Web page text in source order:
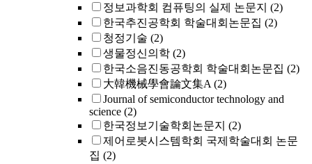
정보과학회 컴퓨팅의 실제 논문지 (2)
한국추진공학회 학술대회논문집 (2)
청정기술 (2)
생물정신의학 (2)
한국소음진동공학회 학술대회논문집 (2)
大韓機械學會論文集A (2)
Journal of semiconductor technology and
science (2)
한국정보기술학회논문지 (2)
제어로봇시스템학회 국제학술대회 논문
집 (2)